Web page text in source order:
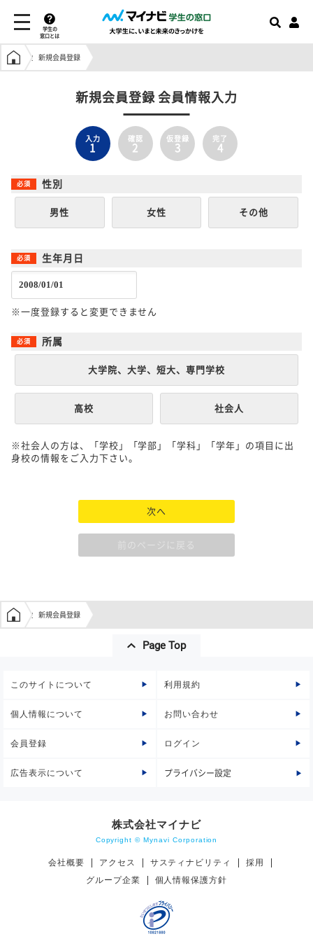
学生の
窓口とは
学生の窓口トップ
新規会員登録
新規会員登録 会員情報入力
入力
1
確認
2
仮登録
3
完了
4
性別
男性 女性 その他
生年月日
※一度登録すると変更できません
所属
大学院、大学、短大、専門学校
高校 社会人
※社会人の方は、「学校」「学部」「学科」「学年」の項目に出
身校の情報をご入力下さい。
次へ
前のページに戻る
学生の窓口トップ
新規会員登録
Page Top
このサイトについて 利用規約
個人情報について お問い合わせ
会員登録 ログイン
広告表示について プライバシー設定
株式会社マイナビ
Copyright © Mynavi Corporation
会社概要 アクセス サスティナビリティ
採用
グループ企業
個人情報保護方針